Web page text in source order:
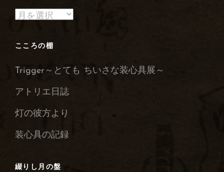
装
録
保
こころの棚
Trigger～とても ちいさな装心具展～
アトリエ日誌
灯の彼方より
装心具の記録
綴りし月の盤